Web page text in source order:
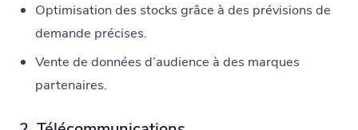
Optimisation des stocks grâce à des prévisions de
demande précises.
Vente de données d’audience à des marques
partenaires.